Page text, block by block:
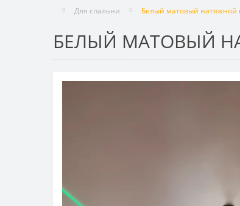
Для спальни Белый матовый натяжной
БЕЛЫЙ МАТОВЫЙ